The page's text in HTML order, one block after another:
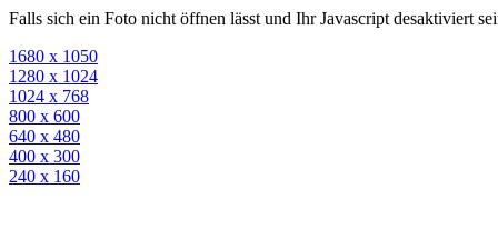
Falls sich ein Foto nicht öffnen lässt und Ihr Javascript desaktiviert
1680 x 1050
1280 x 1024
1024 x 768
800 x 600
640 x 480
400 x 300
240 x 160